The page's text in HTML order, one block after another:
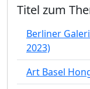
Titel zum
Berliner
2023)
Art Basel